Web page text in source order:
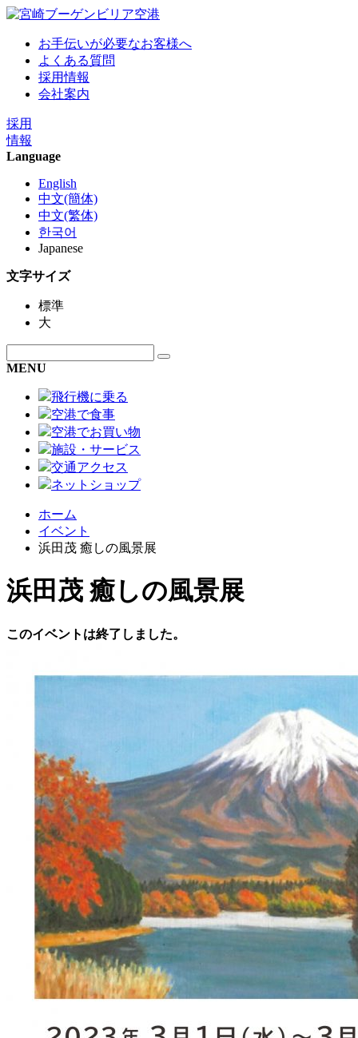
お手伝いが必要なお客様へ
よくある質問
採用情報
会社案内
採用
情報
Language
English
中文(簡体)
中文(繁体)
한국어
Japanese
文字サイズ
標準
大
MENU
飛行機に乗る
空港で食事
空港でお買い物
施設・サービス
交通アクセス
ネットショップ
ホーム
イベント
浜田茂 癒しの風景展
浜田茂 癒しの風景展
このイベントは終了しました。